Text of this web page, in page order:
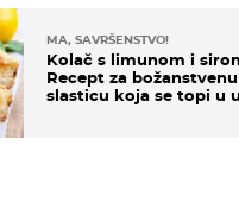
MA, SAVRŠENSTVO!
Kolač s limunom i
Recept za božanstvenu
slasticu koja se topi u